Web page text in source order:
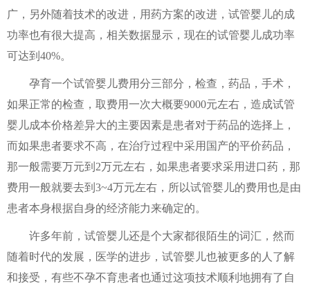
广，另外随着技术的改进，用药方案的改进，试管婴儿的成
功率也有很大提高，相关数据显示，现在的试管婴儿成功率
可达到40%。
孕育一个试管婴儿费用分三部分，检查，药品，手术，
如果正常的检查，取费用一次大概要9000元左右，造成试管
婴儿成本价格差异大的主要因素是患者对于药品的选择上，
而如果患者要求不高，在治疗过程中采用国产的平价药品，
那一般需要万元到2万元左右，如果患者要求采用进口药，那
费用一般就要去到3~4万元左右，所以试管婴儿的费用也是由
患者本身根据自身的经济能力来确定的。
许多年前，试管婴儿还是个大家都很陌生的词汇，然而
随着时代的发展，医学的进步，试管婴儿也被更多的人了解
和接受，有些不孕不育患者也通过这项技术顺利地拥有了自